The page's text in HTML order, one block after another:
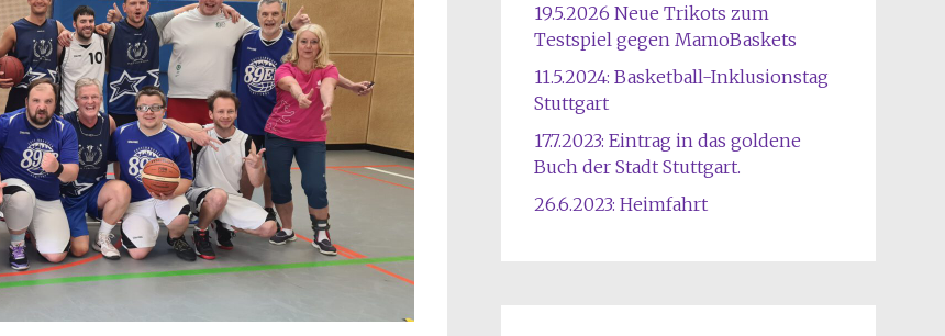
19.5.2026 Neue Trikots zum
Testspiel gegen MamoBaskets
11.5.2024: Basketball-Inklusionstag
Stuttgart
17.7.2023: Eintrag in das goldene
Buch der Stadt Stuttgart.
26.6.2023: Heimfahrt